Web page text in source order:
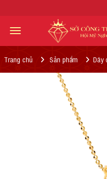
Trang chủ Sản phẩm Dây